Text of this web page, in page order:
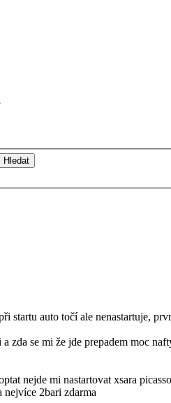
startu auto točí ale nenastartuje,
zda se mi že jde prepadem moc
nejde mi nastartovat xsara
2bari zdarma